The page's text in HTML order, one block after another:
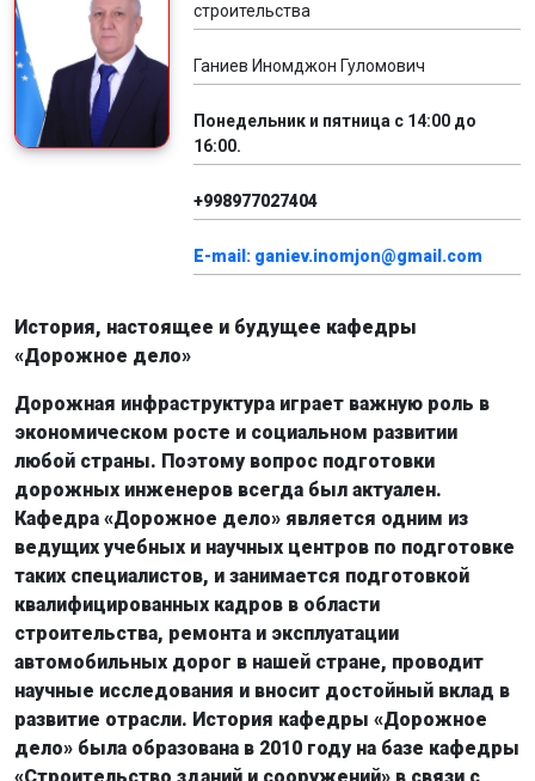
строительства
Ганиев Иномджон Гуломович
Понедельник и пятница с 14:00 до
16:00.
+998977027404
E-mail: ganiev.inomjon@gmail.com
История, настоящее и будущее кафедры
«Дорожное дело»
Дорожная инфраструктура играет важную роль в
экономическом росте и социальном развитии
любой страны. Поэтому вопрос подготовки
дорожных инженеров всегда был актуален.
Кафедра «Дорожное дело» является одним из
ведущих учебных и научных центров по подготовке
таких специалистов, и занимается подготовкой
квалифицированных кадров в области
строительства, ремонта и эксплуатации
автомобильных дорог в нашей стране, проводит
научные исследования и вносит достойный вклад в
развитие отрасли. История кафедры «Дорожное
дело» была образована в 2010 году на базе кафедры